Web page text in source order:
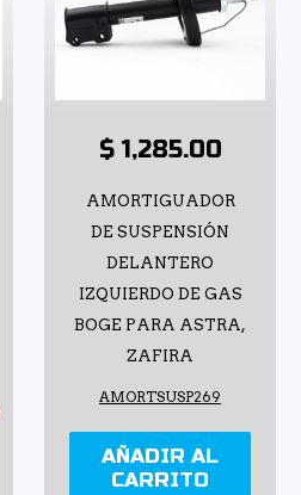
$ 1,285.00
AMORTIGUADOR
DE SUSPENSIÓN
DELANTERO
IZQUIERDO DE GAS
BOGE PARA ASTRA,
ZAFIRA
AMORTSUSP269
AÑADIR AL
CARRITO